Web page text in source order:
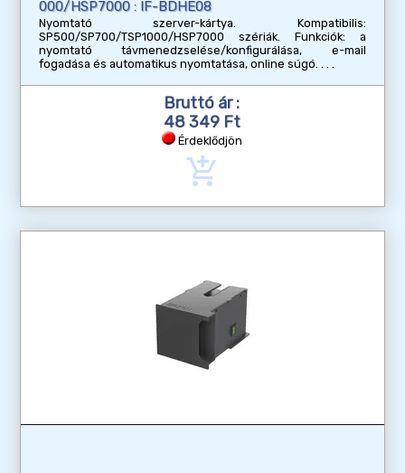
000/HSP7000 : IF-BDHE08
Nyomtató szerver-kártya. Kompatibilis:
SP500/SP700/TSP1000/HSP7000 szériák. Funkciók: a
nyomtató távmenedzselése/konfigurálása, e-mail
fogadása és automatikus nyomtatása, online súgó.
Bruttó ár :
48 349 Ft
Érdeklődjön
add_shopping_cart